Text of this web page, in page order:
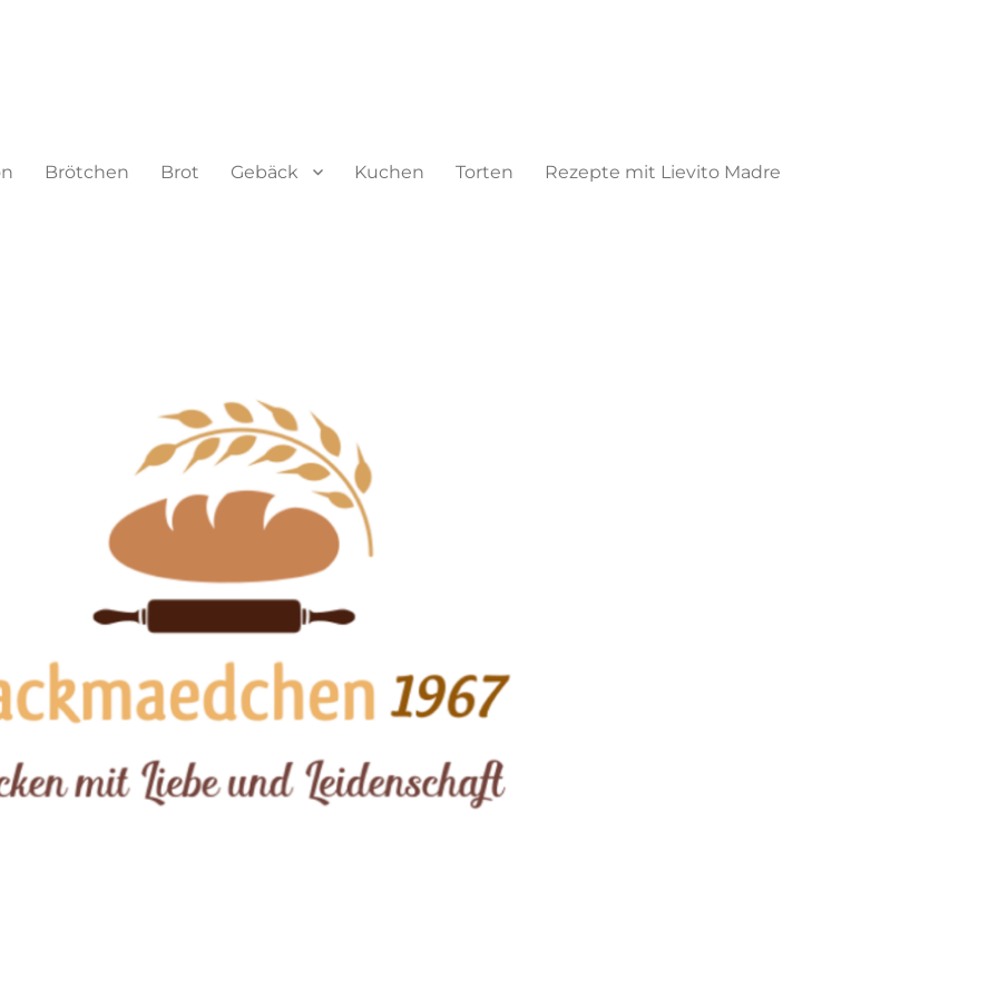
Brötchen Brot Gebäck Kuchen Torten Rezepte mit Lievito Madre